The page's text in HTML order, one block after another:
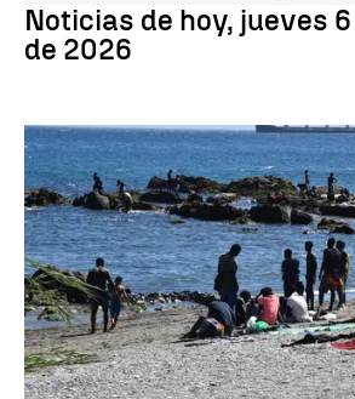
Noticias de hoy, jueves
de 2026
Crisis migratoria